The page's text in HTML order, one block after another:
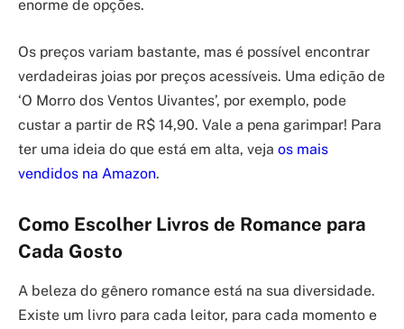
enorme de opções.
Os preços variam bastante, mas é possível encontrar
verdadeiras joias por preços acessíveis. Uma edição de
‘O Morro dos Ventos Uivantes’, por exemplo, pode
custar a partir de R$ 14,90. Vale a pena garimpar! Para
ter uma ideia do que está em alta, veja os mais
vendidos na Amazon.
Como Escolher Livros de Romance para
Cada Gosto
A beleza do gênero romance está na sua diversidade.
Existe um livro para cada leitor, para cada momento e